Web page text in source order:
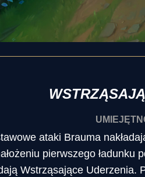
ataki Brauma
pierwszego ładunku
Wstrząsające Uderzenia.